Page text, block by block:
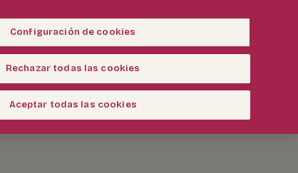
Configuración de cookies
Rechazar todas las cookies
Aceptar todas las cookies